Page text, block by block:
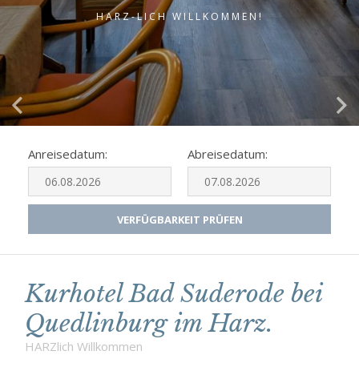
HARZ-LICH WILLKOMMEN!
Anreisedatum: Abreisedatum:
VERFÜGBARKEIT PRÜFEN
Kurhotel Bad Suderode bei
Quedlinburg im Harz.
HARZlich Willkommen